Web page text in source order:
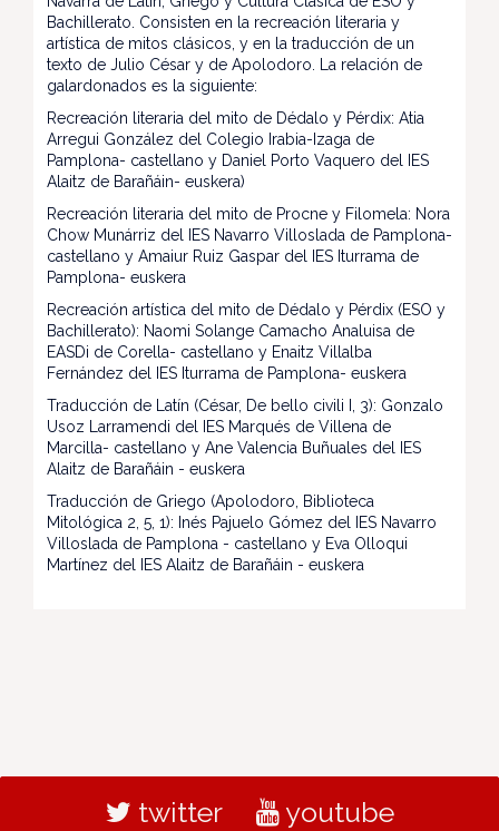
Bachillerato. Consisten en la recreación literaria y
artística de mitos clásicos, y en la traducción de un
texto de Julio César y de Apolodoro. La relación de
galardonados es la siguiente:
Recreación literaria del mito de Dédalo y Pérdix: Atia
Arregui González del Colegio Irabia-Izaga de
Pamplona- castellano y Daniel Porto Vaquero del IES
Alaitz de Barañáin- euskera)
Recreación literaria del mito de Procne y Filomela: Nora
Chow Munárriz del IES Navarro Villoslada de Pamplona-
castellano y Amaiur Ruiz Gaspar del IES Iturrama de
Pamplona- euskera
Recreación artística del mito de Dédalo y Pérdix (ESO y
Bachillerato): Naomi Solange Camacho Analuisa de
EASDi de Corella- castellano y Enaitz Villalba
Fernández del IES Iturrama de Pamplona- euskera
Traducción de Latín (César, De bello civili I, 3): Gonzalo
Usoz Larramendi del IES Marqués de Villena de
Marcilla- castellano y Ane Valencia Buñuales del IES
Alaitz de Barañáin - euskera
Traducción de Griego (Apolodoro, Biblioteca
Mitológica 2, 5, 1): Inés Pajuelo Gómez del IES Navarro
Villoslada de Pamplona - castellano y Eva Olloqui
Martínez del IES Alaitz de Barañáin - euskera
twitter youtube